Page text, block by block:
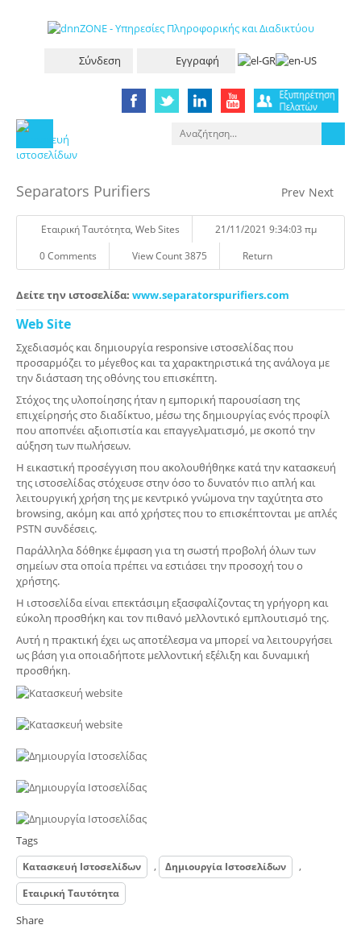
Σύνδεση Εγγραφή
Prev Next
Separators Purifiers
Eταιρική Tαυτότητα, Web Sites
21/11/2021 9:34:03 πμ
0 Comments
View Count 3875 Return
Δείτε την ιστοσελίδα: www.separatorspurifiers.com
Web Site
Σχεδιασμός και δημιουργία responsive ιστοσελίδας που
προσαρμόζει το μέγεθος και τα χαρακτηριστικά της ανάλογα με
την διάσταση της οθόνης του επισκέπτη.
Στόχος της υλοποίησης ήταν η εμπορική παρουσίαση της
επιχείρησής στο διαδίκτυο, μέσω της δημιουργίας ενός προφίλ
που αποπνέει αξιοπιστία και επαγγελματισμό, με σκοπό την
αύξηση των πωλήσεων.
Η εικαστική προσέγγιση που ακολουθήθηκε κατά την κατασκευή
της ιστοσελίδας στόχευσε στην όσο το δυνατόν πιο απλή και
λειτουργική χρήση της με κεντρικό γνώμονα την ταχύτητα στο
browsing, ακόμη και από χρήστες που το επισκέπτονται με απλές
PSTN συνδέσεις.
Παράλληλα δόθηκε έμφαση για τη σωστή προβολή όλων των
σημείων στα οποία πρέπει να εστιάσει την προσοχή του ο
χρήστης.
Η ιστοσελίδα είναι επεκτάσιμη εξασφαλίζοντας τη γρήγορη και
εύκολη προσθήκη και τον πιθανό μελλοντικό εμπλουτισμό της.
Αυτή η πρακτική έχει ως αποτέλεσμα να μπορεί να λειτουργήσει
ως βάση για οποιαδήποτε μελλοντική εξέλιξη και δυναμική
προσθήκη.
Tags
Κατασκευή Ιστοσελίδων , Δημιουργία Ιστοσελίδων ,
Εταιρική Ταυτότητα
Share